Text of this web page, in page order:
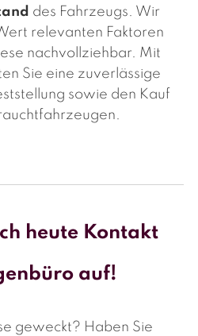
des Fahrzeugs. Wir
relevanten Faktoren
nachvollziehbar. Mit
Sie eine zuverlässige
sowie den Kauf
heute Kontakt
auf!
geweckt? Haben Sie